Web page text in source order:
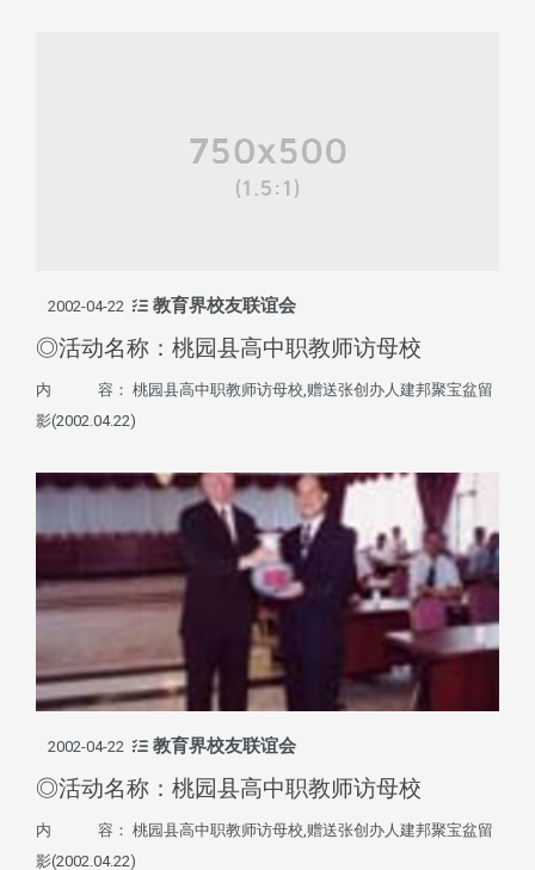
2002-04-22 教育界校友联谊会
◎活动名称：桃园县高中职教师访母校
内 容： 桃园县高中职教师访母校,赠送张创办人建邦聚宝盆留
影(2002.04.22)
2002-04-22 教育界校友联谊会
◎活动名称：桃园县高中职教师访母校
内 容： 桃园县高中职教师访母校,赠送张创办人建邦聚宝盆留
影(2002.04.22)